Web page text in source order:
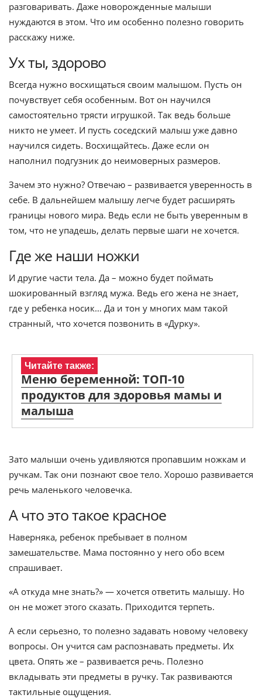
разговаривать. Даже новорожденные малыши
нуждаются в этом. Что им особенно полезно говорить
расскажу ниже.
Ух ты, здорово
Всегда нужно восхищаться своим малышом. Пусть он
почувствует себя особенным. Вот он научился
самостоятельно трясти игрушкой. Так ведь больше
никто не умеет. И пусть соседский малыш уже давно
научился сидеть. Восхищайтесь. Даже если он
наполнил подгузник до неимоверных размеров.
Зачем это нужно? Отвечаю – развивается уверенность в
себе. В дальнейшем малышу легче будет расширять
границы нового мира. Ведь если не быть уверенным в
том, что не упадешь, делать первые шаги не хочется.
Где же наши ножки
И другие части тела. Да – можно будет поймать
шокированный взгляд мужа. Ведь его жена не знает,
где у ребенка носик… Да и тон у многих мам такой
странный, что хочется позвонить в «Дурку».
Читайте также:
Меню беременной: ТОП-10
продуктов для здоровья мамы и
малыша
Зато малыши очень удивляются пропавшим ножкам и
ручкам. Так они познают свое тело. Хорошо развивается
речь маленького человечка.
А что это такое красное
Наверняка, ребенок пребывает в полном
замешательстве. Мама постоянно у него обо всем
спрашивает.
«А откуда мне знать?» — хочется ответить малышу. Но
он не может этого сказать. Приходится терпеть.
А если серьезно, то полезно задавать новому человеку
вопросы. Он учится сам распознавать предметы. Их
цвета. Опять же – развивается речь. Полезно
вкладывать эти предметы в ручку. Так развиваются
тактильные ощущения.